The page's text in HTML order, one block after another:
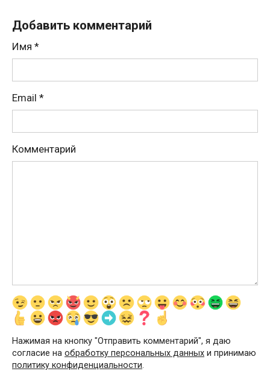
Добавить комментарий
Имя *
Email *
Комментарий
Нажимая на кнопку "Отправить комментарий", я даю
согласие на обработку персональных данных и принимаю
политику конфиденциальности.